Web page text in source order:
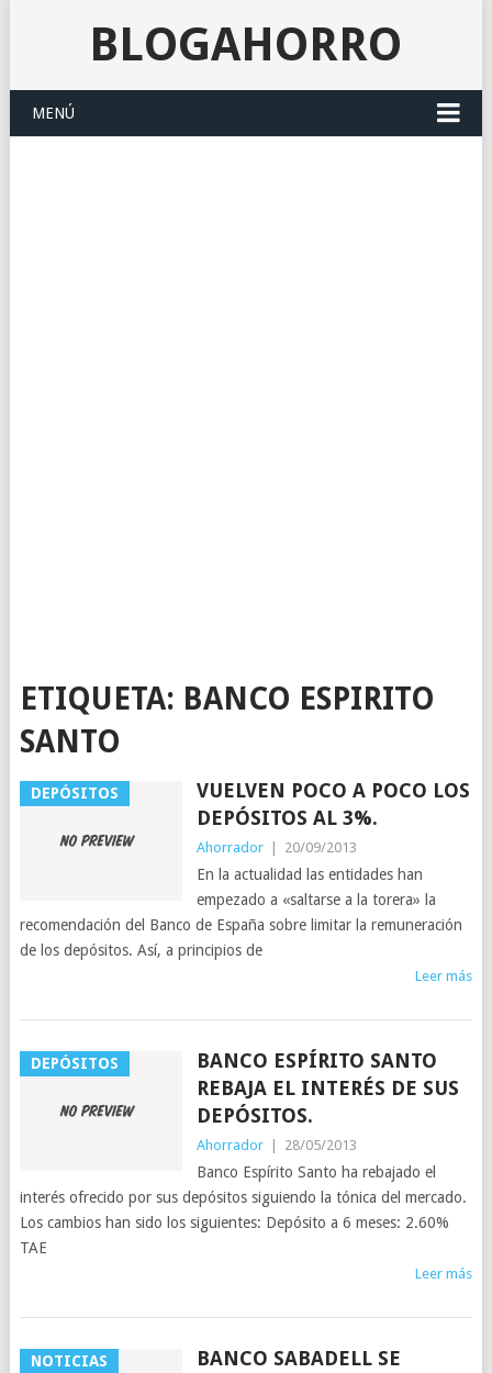
BLOGAHORRO
MENÚ
ETIQUETA: BANCO ESPIRITO
SANTO
DEPÓSITOS
VUELVEN POCO A POCO LOS
DEPÓSITOS AL 3%.
Ahorrador 20/09/2013
En la actualidad las entidades han
empezado a «saltarse a la torera» la
recomendación del Banco de España sobre limitar la remuneración
de los depósitos. Así, a principios de
Leer más
DEPÓSITOS
BANCO ESPÍRITO SANTO
REBAJA EL INTERÉS DE SUS
DEPÓSITOS.
Ahorrador 28/05/2013
Banco Espírito Santo ha rebajado el
interés ofrecido por sus depósitos siguiendo la tónica del mercado.
Los cambios han sido los siguientes: Depósito a 6 meses: 2.60%
TAE
Leer más
NOTICIAS
BANCO SABADELL SE